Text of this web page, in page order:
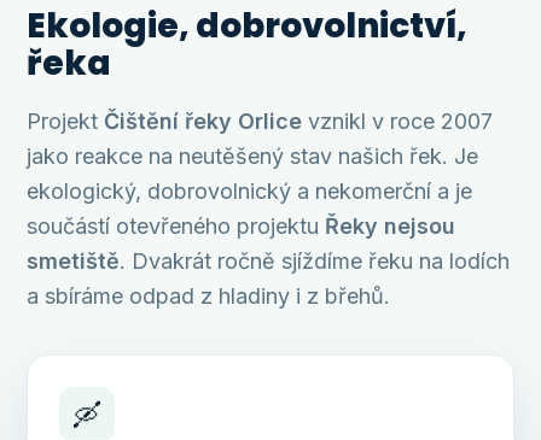
Ekologie, dobrovolnictví,
řeka
Projekt Čištění řeky Orlice vznikl v roce 2007
jako reakce na neutěšený stav našich řek. Je
ekologický, dobrovolnický a nekomerční a je
součástí otevřeného projektu Řeky nejsou
smetiště. Dvakrát ročně sjíždíme řeku na lodích
a sbíráme odpad z hladiny i z břehů.
🛶